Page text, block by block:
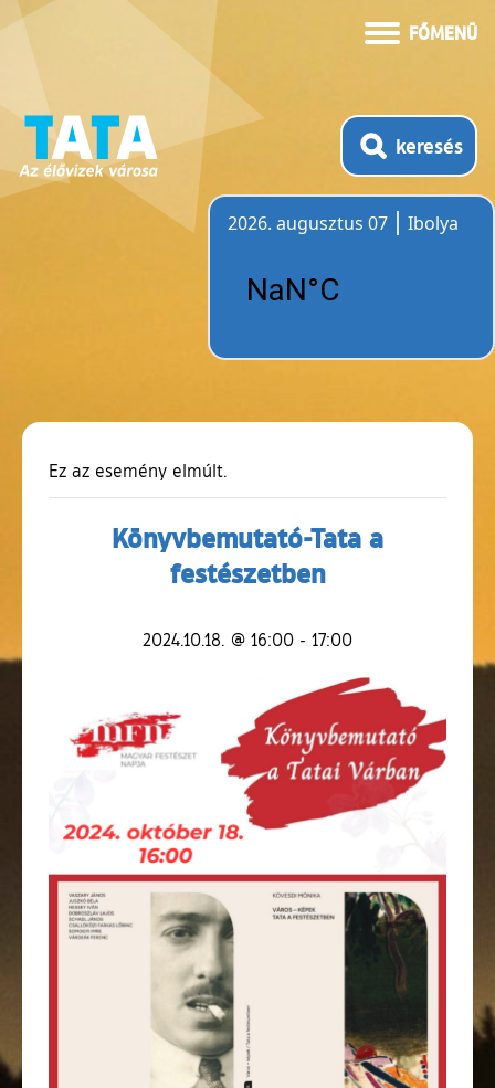
FŐMENÜ
keresés
2026. augusztus 07
Ibolya
Ez az esemény elmúlt.
Könyvbemutató-Tata a
festészetben
2024.10.18. @ 16:00 - 17:00